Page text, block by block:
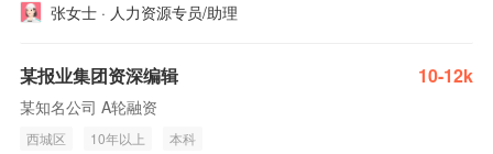
张女士 · 人力资源专员/助理
某报业集团资深编辑 10-12k
某知名公司 A轮融资
西城区 10年以上 本科